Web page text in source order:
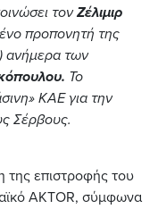
τονΖέλιμιρ
προπονητή της
ανήμερα των
Το
ΚΑΕ για την
Σέρβους.
της επιστροφής του
AKTOR, σύμφωνα